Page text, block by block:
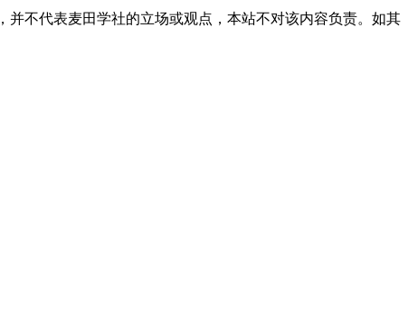
不代表麦田学社的立场或观点，本站不对该内容负责。如其